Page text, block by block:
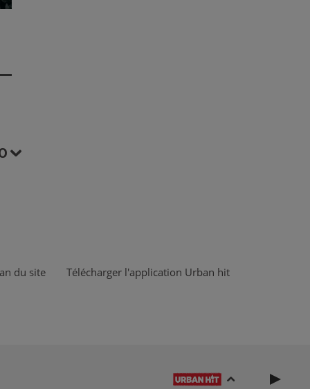
du site Télécharger l'application Urban hit